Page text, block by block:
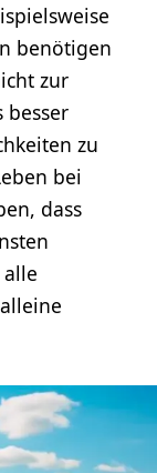
benötigen
zur
besser
zu
bei
dass